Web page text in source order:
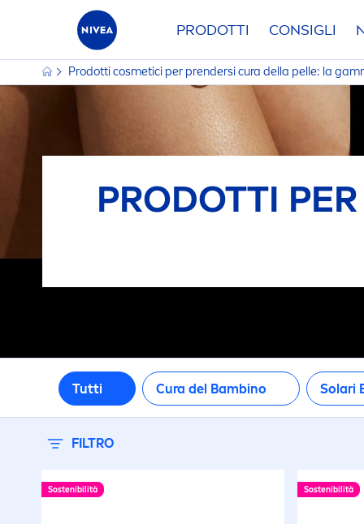
PRODOTTI CONSIGLI
Prodotti cosmetici per prendersi cura della pelle: la
PRODOTTI
Tutti Cura del Bambino Solari
FILTRO
TIPO DI PRODOTTO
FILTRI
Sostenibilità Sostenibilità